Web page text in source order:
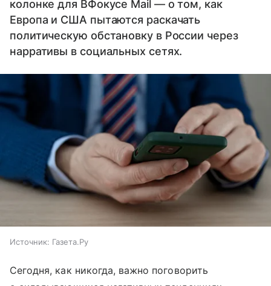
колонке для ВФокусе Mail — о том, как
Европа и США пытаются раскачать
политическую обстановку в России через
нарративы в социальных сетях.
Источник: Газета.Ру
Сегодня, как никогда, важно поговорить